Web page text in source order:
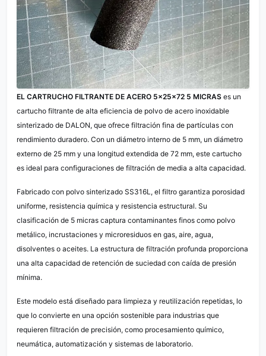
EL CARTRUCHO FILTRANTE DE ACERO 5×25×72 5 MICRAS es un
cartucho filtrante de alta eficiencia de polvo de acero inoxidable
sinterizado de DALON, que ofrece filtración fina de partículas con
rendimiento duradero. Con un diámetro interno de 5 mm, un diámetro
externo de 25 mm y una longitud extendida de 72 mm, este cartucho
es ideal para configuraciones de filtración de media a alta capacidad.
Fabricado con polvo sinterizado SS316L, el filtro garantiza porosidad
uniforme, resistencia química y resistencia estructural. Su
clasificación de 5 micras captura contaminantes finos como polvo
metálico, incrustaciones y microresiduos en gas, aire, agua,
disolventes o aceites. La estructura de filtración profunda proporciona
una alta capacidad de retención de suciedad con caída de presión
mínima.
Este modelo está diseñado para limpieza y reutilización repetidas, lo
que lo convierte en una opción sostenible para industrias que
requieren filtración de precisión, como procesamiento químico,
neumática, automatización y sistemas de laboratorio.